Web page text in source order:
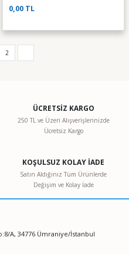
0,00 TL
2
ÜCRETSİZ KARGO
250 TL ve Üzeri Alışverişlerinizde
Ücretsiz Kargo
KOŞULSUZ KOLAY İADE
Satın Aldığınız Tüm Ürünlerde
Değişim ve Kolay İade
A, 34776 Ümraniye/İstanbul